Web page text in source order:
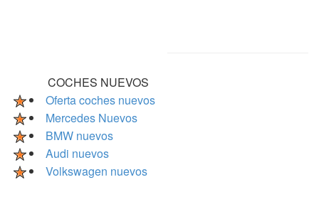
COCHES NUEVOS
Oferta coches nuevos
Mercedes Nuevos
BMW nuevos
Audi nuevos
Volkswagen nuevos